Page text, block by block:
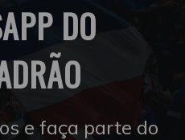
DO
e faça parte do